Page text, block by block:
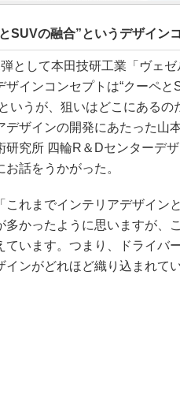
SUVの融合”というデザイン
として本田技研工業「ヴェゼ
ザインコンセプトは“クーペと
いうが、狙いはどこにあるの
デザインの開発にあたった山
研究所 四輪R＆Dセンターデ
お話をうかがった。
「これまでインテリアデザイン
多かったように思いますが、
ています。つまり、ドライバ
インがどれほど織り込まれて